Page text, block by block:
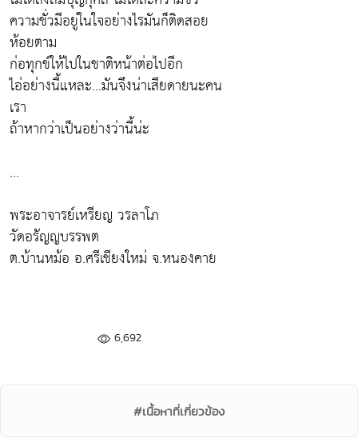
ความชั่วมีอยู่ในใจอย่างไรมันก็ติดสอย
ห้อยตาม
ก่อทุกข์ให้ไปในชาติหน้าต่อไปอีก
ไอ่อย่างนี้แหละ...มันจึงน่าเสียดายนะคน
เรา
ถ้าหากว่าเป็นอย่างว่านี้น่ะ
...
พระอาจารย์เหรียญ วรลาโภ
วัดอรัญญบรรพต
ต.บ้านหม้อ อ.ศรีเชียงใหม่ จ.หนองคาย
6,692
#เนื้อหาที่เกี่ยวข้อง